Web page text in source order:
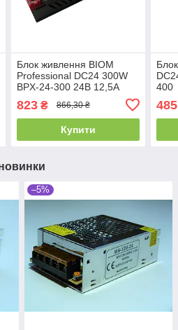
Блок живлення BIOM
Professional DC24 300W
BPX-24-300 24В 12,5А
823₴ 866,30 ₴
Купити
400
–5%